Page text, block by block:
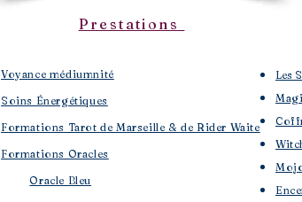
Prestations
Voyance médiumnité
Soins Énergétiques
Formations Tarot de Marseille & de Rider Waite
Formations Oracles
Oracle Bleu
Les